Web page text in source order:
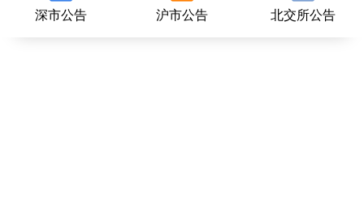
深市公告 沪市公告 北交所公告